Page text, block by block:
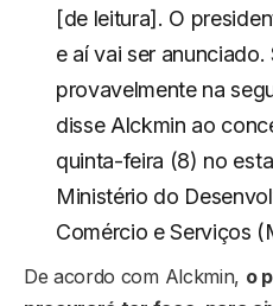
[de leitura]. O
e aí vai ser
provavelmente na
disse Alckmin ao
quinta-feira (8) no
Ministério do
Comércio e Serviços
De acordo com Alckmin, o